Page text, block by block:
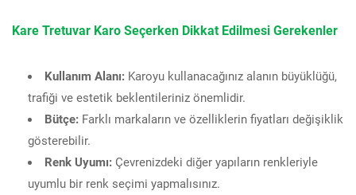
Kare Tretuvar Karo Seçerken Dikkat Edilmesi Gerekenler
Kullanım Alanı: Karoyu kullanacağınız alanın büyüklüğü,
trafiği ve estetik beklentileriniz önemlidir.
Bütçe: Farklı markaların ve özelliklerin fiyatları değişiklik
gösterebilir.
Renk Uyumı: Çevrenizdeki diğer yapıların renkleriyle
uyumlu bir renk seçimi yapmalısınız.